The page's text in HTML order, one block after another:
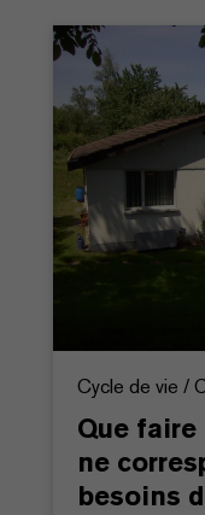
Cycle de vie /
Que
ne
besoins